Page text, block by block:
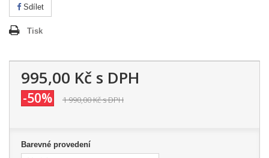
Sdílet
Tisk
995,00 Kč s DPH
-50% 1 990,00 Kčs DPH
Barevné provedení